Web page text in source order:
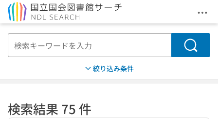
メ
検索
絞り込み条件
検索結果 75 件